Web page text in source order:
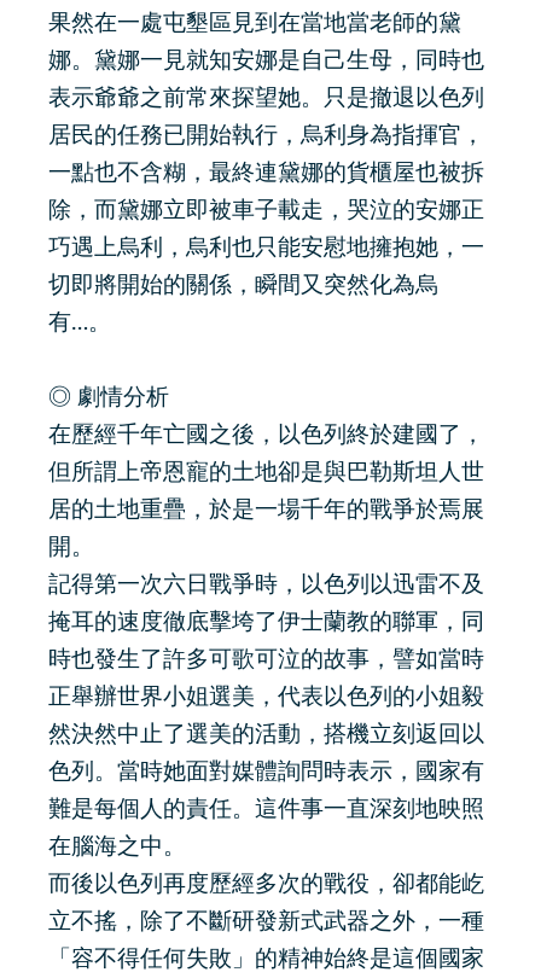
果然在一處屯墾區見到在當地當老師的黛
娜。黛娜一見就知安娜是自己生母，同時也
表示爺爺之前常來探望她。只是撤退以色列
居民的任務已開始執行，烏利身為指揮官，
一點也不含糊，最終連黛娜的貨櫃屋也被拆
除，而黛娜立即被車子載走，哭泣的安娜正
巧遇上烏利，烏利也只能安慰地擁抱她，一
切即將開始的關係，瞬間又突然化為烏
有…。
◎ 劇情分析
在歷經千年亡國之後，以色列終於建國了，
但所謂上帝恩寵的土地卻是與巴勒斯坦人世
居的土地重疊，於是一場千年的戰爭於焉展
開。
記得第一次六日戰爭時，以色列以迅雷不及
掩耳的速度徹底擊垮了伊士蘭教的聯軍，同
時也發生了許多可歌可泣的故事，譬如當時
正舉辦世界小姐選美，代表以色列的小姐毅
然決然中止了選美的活動，搭機立刻返回以
色列。當時她面對媒體詢問時表示，國家有
難是每個人的責任。這件事一直深刻地映照
在腦海之中。
而後以色列再度歷經多次的戰役，卻都能屹
立不搖，除了不斷研發新式武器之外，一種
「容不得任何失敗」的精神始終是這個國家